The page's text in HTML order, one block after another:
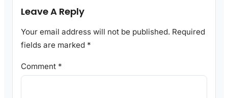
Leave A Reply
Your email address will not be published. Required
fields are marked *
Comment *